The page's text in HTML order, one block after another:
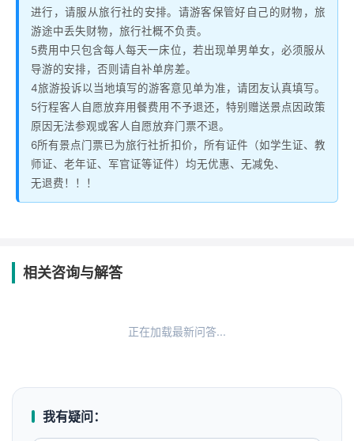
进行，请服从旅行社的安排。请游客保管好自己的财物，旅
游途中丢失财物，旅行社概不负责。
5费用中只包含每人每天一床位，若出现单男单女，必须服从
导游的安排，否则请自补单房差。
4旅游投诉以当地填写的游客意见单为准，请团友认真填写。
5行程客人自愿放弃用餐费用不予退还，特别赠送景点因政策
原因无法参观或客人自愿放弃门票不退。
6所有景点门票已为旅行社折扣价，所有证件（如学生证、教
师证、老年证、军官证等证件）均无优惠、无减免、
无退费！！！
相关咨询与解答
正在加载最新问答...
我有疑问：